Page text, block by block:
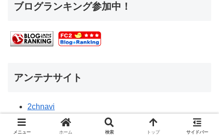
ブログランキング参加中！
アンテナサイト
2chnavi
２ちゃんねるまとめるまとめ
アナグロあんてな
メニュー ホーム 検索 トップ サイドバー